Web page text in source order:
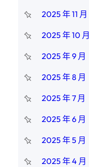
2025 年 11 月
2025 年 10 月
2025 年 9 月
2025 年 8 月
2025 年 7 月
2025 年 6 月
2025 年 5 月
2025 年 4 月